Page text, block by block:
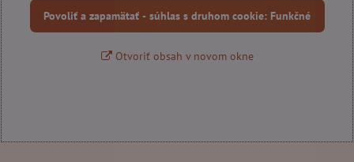
Povoliť a zapamätať - súhlas s druhom cookie: Funkčné
Otvoriť obsah v novom okne